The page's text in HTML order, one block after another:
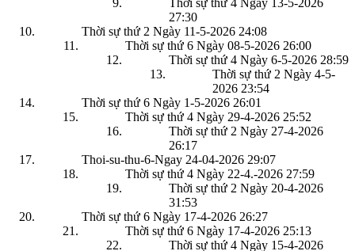
Thời sự thứ 4 Ngày 13-5-2026
27:30
Thời sự thứ 2 Ngày 11-5-2026 24:08
Thời sự thứ 6 Ngày 08-5-2026 26:00
Thời sự thứ 4 Ngày 6-5-2026 28:59
Thời sự thứ 2 Ngày 4-5-
2026 23:54
Thời sự thứ 6 Ngày 1-5-2026 26:01
Thời sự thứ 4 Ngày 29-4-2026 25:52
Thời sự thứ 2 Ngày 27-4-2026
26:17
Thoi-su-thu-6-Ngay 24-04-2026 29:07
Thời sự thứ 4 Ngày 22-4.-2026 27:59
Thời sự thứ 2 Ngày 20-4-2026
31:53
Thời sự thứ 6 Ngày 17-4-2026 26:27
Thời sự thứ 6 Ngày 17-4-2026 25:13
Thời sự thứ 4 Ngày 15-4-2026